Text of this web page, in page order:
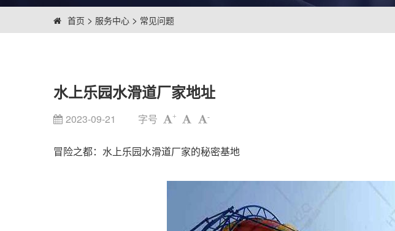
首页 > 服务中心 > 常见问题
水上乐园水滑道厂家地址
2023-09-21 字号 + -
冒险之都：水上乐园水滑道厂家的秘密基地